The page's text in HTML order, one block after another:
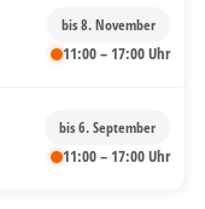
bis 8. November
11:00 – 17:00 Uhr
bis 6. September
11:00 – 17:00 Uhr